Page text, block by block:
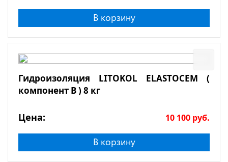
В корзину
Гидроизоляция LITOKOL ELASTOCEM (
компонент В ) 8 кг
Цена: 10 100 руб.
В корзину